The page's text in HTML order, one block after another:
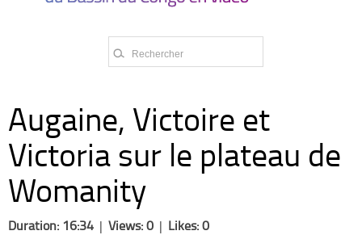
Augaine, Victoire et
Victoria sur le plateau de
Womanity
Duration: 16:34 | Views: 0 | Likes: 0